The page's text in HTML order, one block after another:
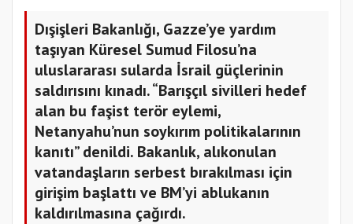
Dışişleri Bakanlığı, Gazze’ye yardım
taşıyan Küresel Sumud Filosu’na
uluslararası sularda İsrail güçlerinin
saldırısını kınadı. “Barışçıl sivilleri hedef
alan bu faşist terör eylemi,
Netanyahu’nun soykırım politikalarının
kanıtı” denildi. Bakanlık, alıkonulan
vatandaşların serbest bırakılması için
girişim başlattı ve BM’yi ablukanın
kaldırılmasına çağırdı.